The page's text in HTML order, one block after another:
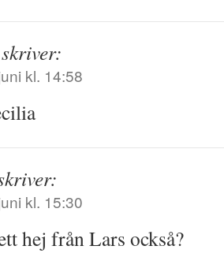
skriver:
kl. 14:58
kl. 15:30
hej från Lars också?